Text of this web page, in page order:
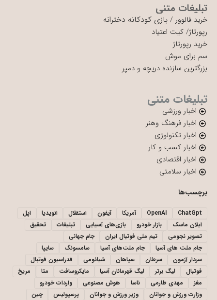
تبلیغات متنی
خرید فالوور / بازی کودکانه دخترانه
رپورتاژ/ کیت اعتیاد
خرید رپورتاژ
سم برای موش
بزرگترین سازنده دریچه و دمپر
تبلیغات متنی
اخبار ورزشی
اخبار فرهنگ وهنر
اخبار تکنولوژی
اخبار کسب و کار
اخبار اقتصادی
اخبار سلامتی
برچسب‌ها
ChatGpt
OpenAI آمریکا آیفون استقلال انویدیا
اپل
ایلان ماسک
بازار خودرو بازی‌های آسیایی تبلیغات
تحقیق
تصویر نجومی
تیم ملی فوتبال ایران
جام جهانی
جام ملت های آسیا
جام ملت‌های آسیا سامسونگ
سایپا
سردار آزمون
سرطان سپاهان شیائومی
فدراسیون فوتبال
فوتبال
لیگ برتر لیگ قهرمانان آسیا مایکروسافت متا
مریخ
مغز
مهدی طارمی ناسا هوش مصنوعی
واردات خودرو
وزارت ورزش و جوانان
وزیر ورزش و جوانان پرسپولیس چین